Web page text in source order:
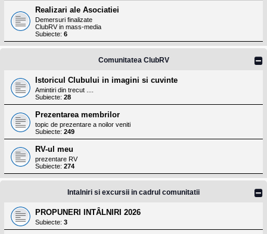
Realizari ale Asociatiei
Demersuri finalizate
ClubRV in mass-media
Subiecte: 6
Comunitatea ClubRV
Istoricul Clubului in imagini si cuvinte
Amintiri din trecut ....
Subiecte: 28
Prezentarea membrilor
topic de prezentare a noilor veniti
Subiecte: 249
RV-ul meu
prezentare RV
Subiecte: 274
Intalniri si excursii in cadrul comunitatii
PROPUNERI INTÂLNIRI 2026
Subiecte: 3